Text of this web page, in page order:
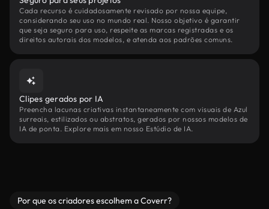
Cada recurso é cuidadosamente revisado por nossa equipe,
considerando seu uso no mundo real. Nosso objetivo é garantir
que seja seguro para uso, respeite as marcas registradas e os
direitos autorais dos modelos, e atenda aos padrões comuns.
Clipes gerados por IA
Preencha lacunas criativas instantaneamente com visuais de Azul
surreais, estilizados ou abstratos, gerados por nossos modelos de
IA de ponta. Explore mais em nosso Estúdio de IA.
Por que os criadores escolhem a Coverr?